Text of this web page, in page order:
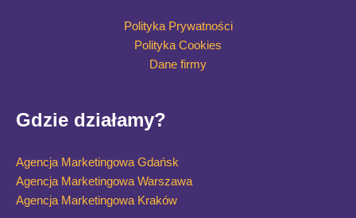
Polityka Prywatności
Polityka Cookies
Dane firmy
Gdzie działamy?
Agencja Marketingowa Gdańsk
Agencja Marketingowa Warszawa
Agencja Marketingowa Kraków